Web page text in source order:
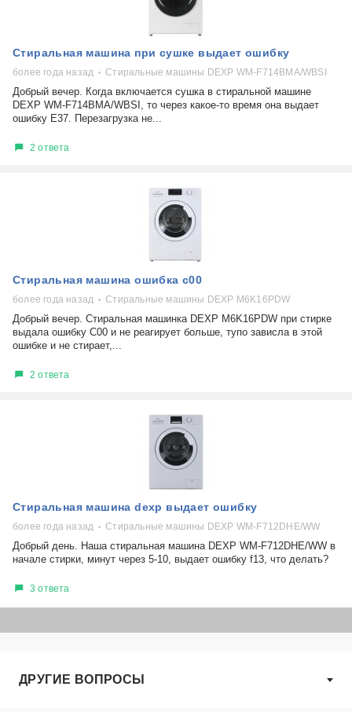
Стиральная машина при сушке выдает ошибку
более года назад Стиральные машины DEXP WM-F714BMA/WBSI
Добрый вечер. Когда включается сушка в стиральной машине
DEXP WM-F714BMA/WBSI, то через какое-то время она выдает
ошибку Е37. Перезагрузка не...
2 ответа
Стиральная машина ошибка с00
более года назад Стиральные машины DEXP M6K16PDW
Добрый вечер. Стиральная машинка DEXP M6K16PDW при стирке
выдала ошибку C00 и не реагирует больше, тупо зависла в этой
ошибке и не стирает,...
2 ответа
Стиральная машина dexp выдает ошибку
более года назад Стиральные машины DEXP WM-F712DHE/WW
Добрый день. Наша стиральная машина DEXP WM-F712DHE/WW в
начале стирки, минут через 5-10, выдает ошибку f13, что делать?
3 ответа
ДРУГИЕ ВОПРОСЫ